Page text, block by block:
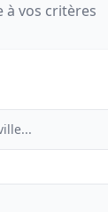
vos critères